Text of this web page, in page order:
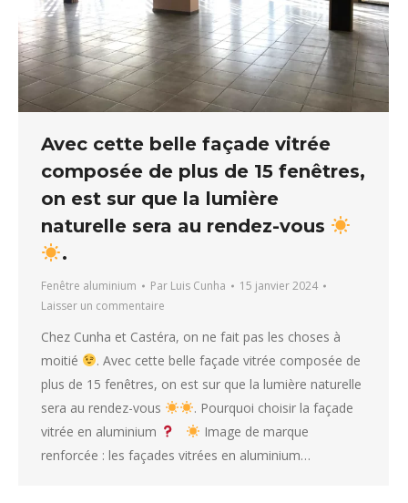
Avec cette belle façade vitrée
composée de plus de 15 fenêtres,
on est sur que la lumière
naturelle sera au rendez-vous
.
Fenêtre aluminium Par Luis Cunha
15 janvier 2024
Laisser un commentaire
Chez Cunha et Castéra, on ne fait pas les choses à
moitié
. Avec cette belle façade vitrée composée de
plus de 15 fenêtres, on est sur que la lumière naturelle
sera au rendez-vous
. Pourquoi choisir la façade
vitrée en aluminium
Image de marque
renforcée : les façades vitrées en aluminium…